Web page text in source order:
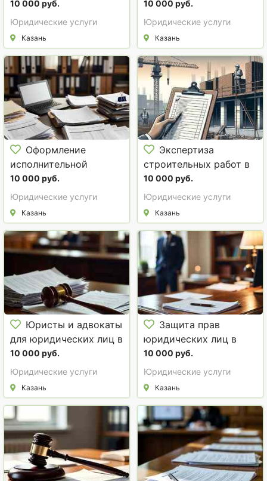
10 000 руб.
Юридические услуги
Казань
Экспертиза сметной
документации, смет,
инженерных изысканий
в Казани
10 000 руб.
Юридические услуги
Казань
Оформление
исполнительной
документации в Казани
10 000 руб.
Юридические услуги
Казань
Экспертиза
строительных работ в
Казани
10 000 руб.
Юридические услуги
Казань
Юристы и адвокаты
для юридических лиц в
Казани
10 000 руб.
Юридические услуги
Казань
Защита прав
юридических лиц в
Казани
10 000 руб.
Юридические услуги
Казань